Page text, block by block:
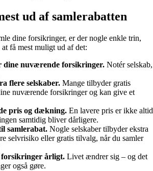
ud af samlerabatten
dine forsikringer, er der nogle enkle trin,
få mest muligt ud af det:
dine nuværende forsikringer. Notér selskab,
flere selskaber. Mange tilbyder gratis
nuværende forsikringer og kan give et
pris og dækning. En lavere pris er ikke altid
samtidig bliver dårligere.
samlerabat. Nogle selskaber tilbyder ekstra
selvrisiko eller gratis tilvalg, når du samler
forsikringer årligt. Livet ændrer sig – og det
også gøre.